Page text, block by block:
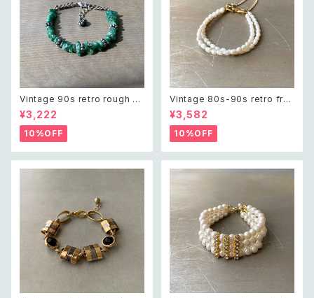
Vintage 90s retro rough cu
t green aventurine bracele
t レトロ ヴィンテージ アクセサ
リー 天然石 ラフカット グリーン
アベンチュリン ブレスレット
¥3,222
10%OFF
Vintage 80s-90s retro fre
sh water pearl bracelet レ
トロ ヴィンテージ アクセサリー
天然石 淡水パール 2連 ブレス
レット
¥3,582
10%OFF